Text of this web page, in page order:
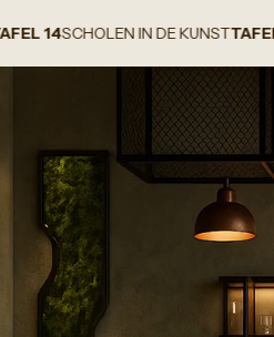
IN DE KUNST TAFEL 15HOMEUP